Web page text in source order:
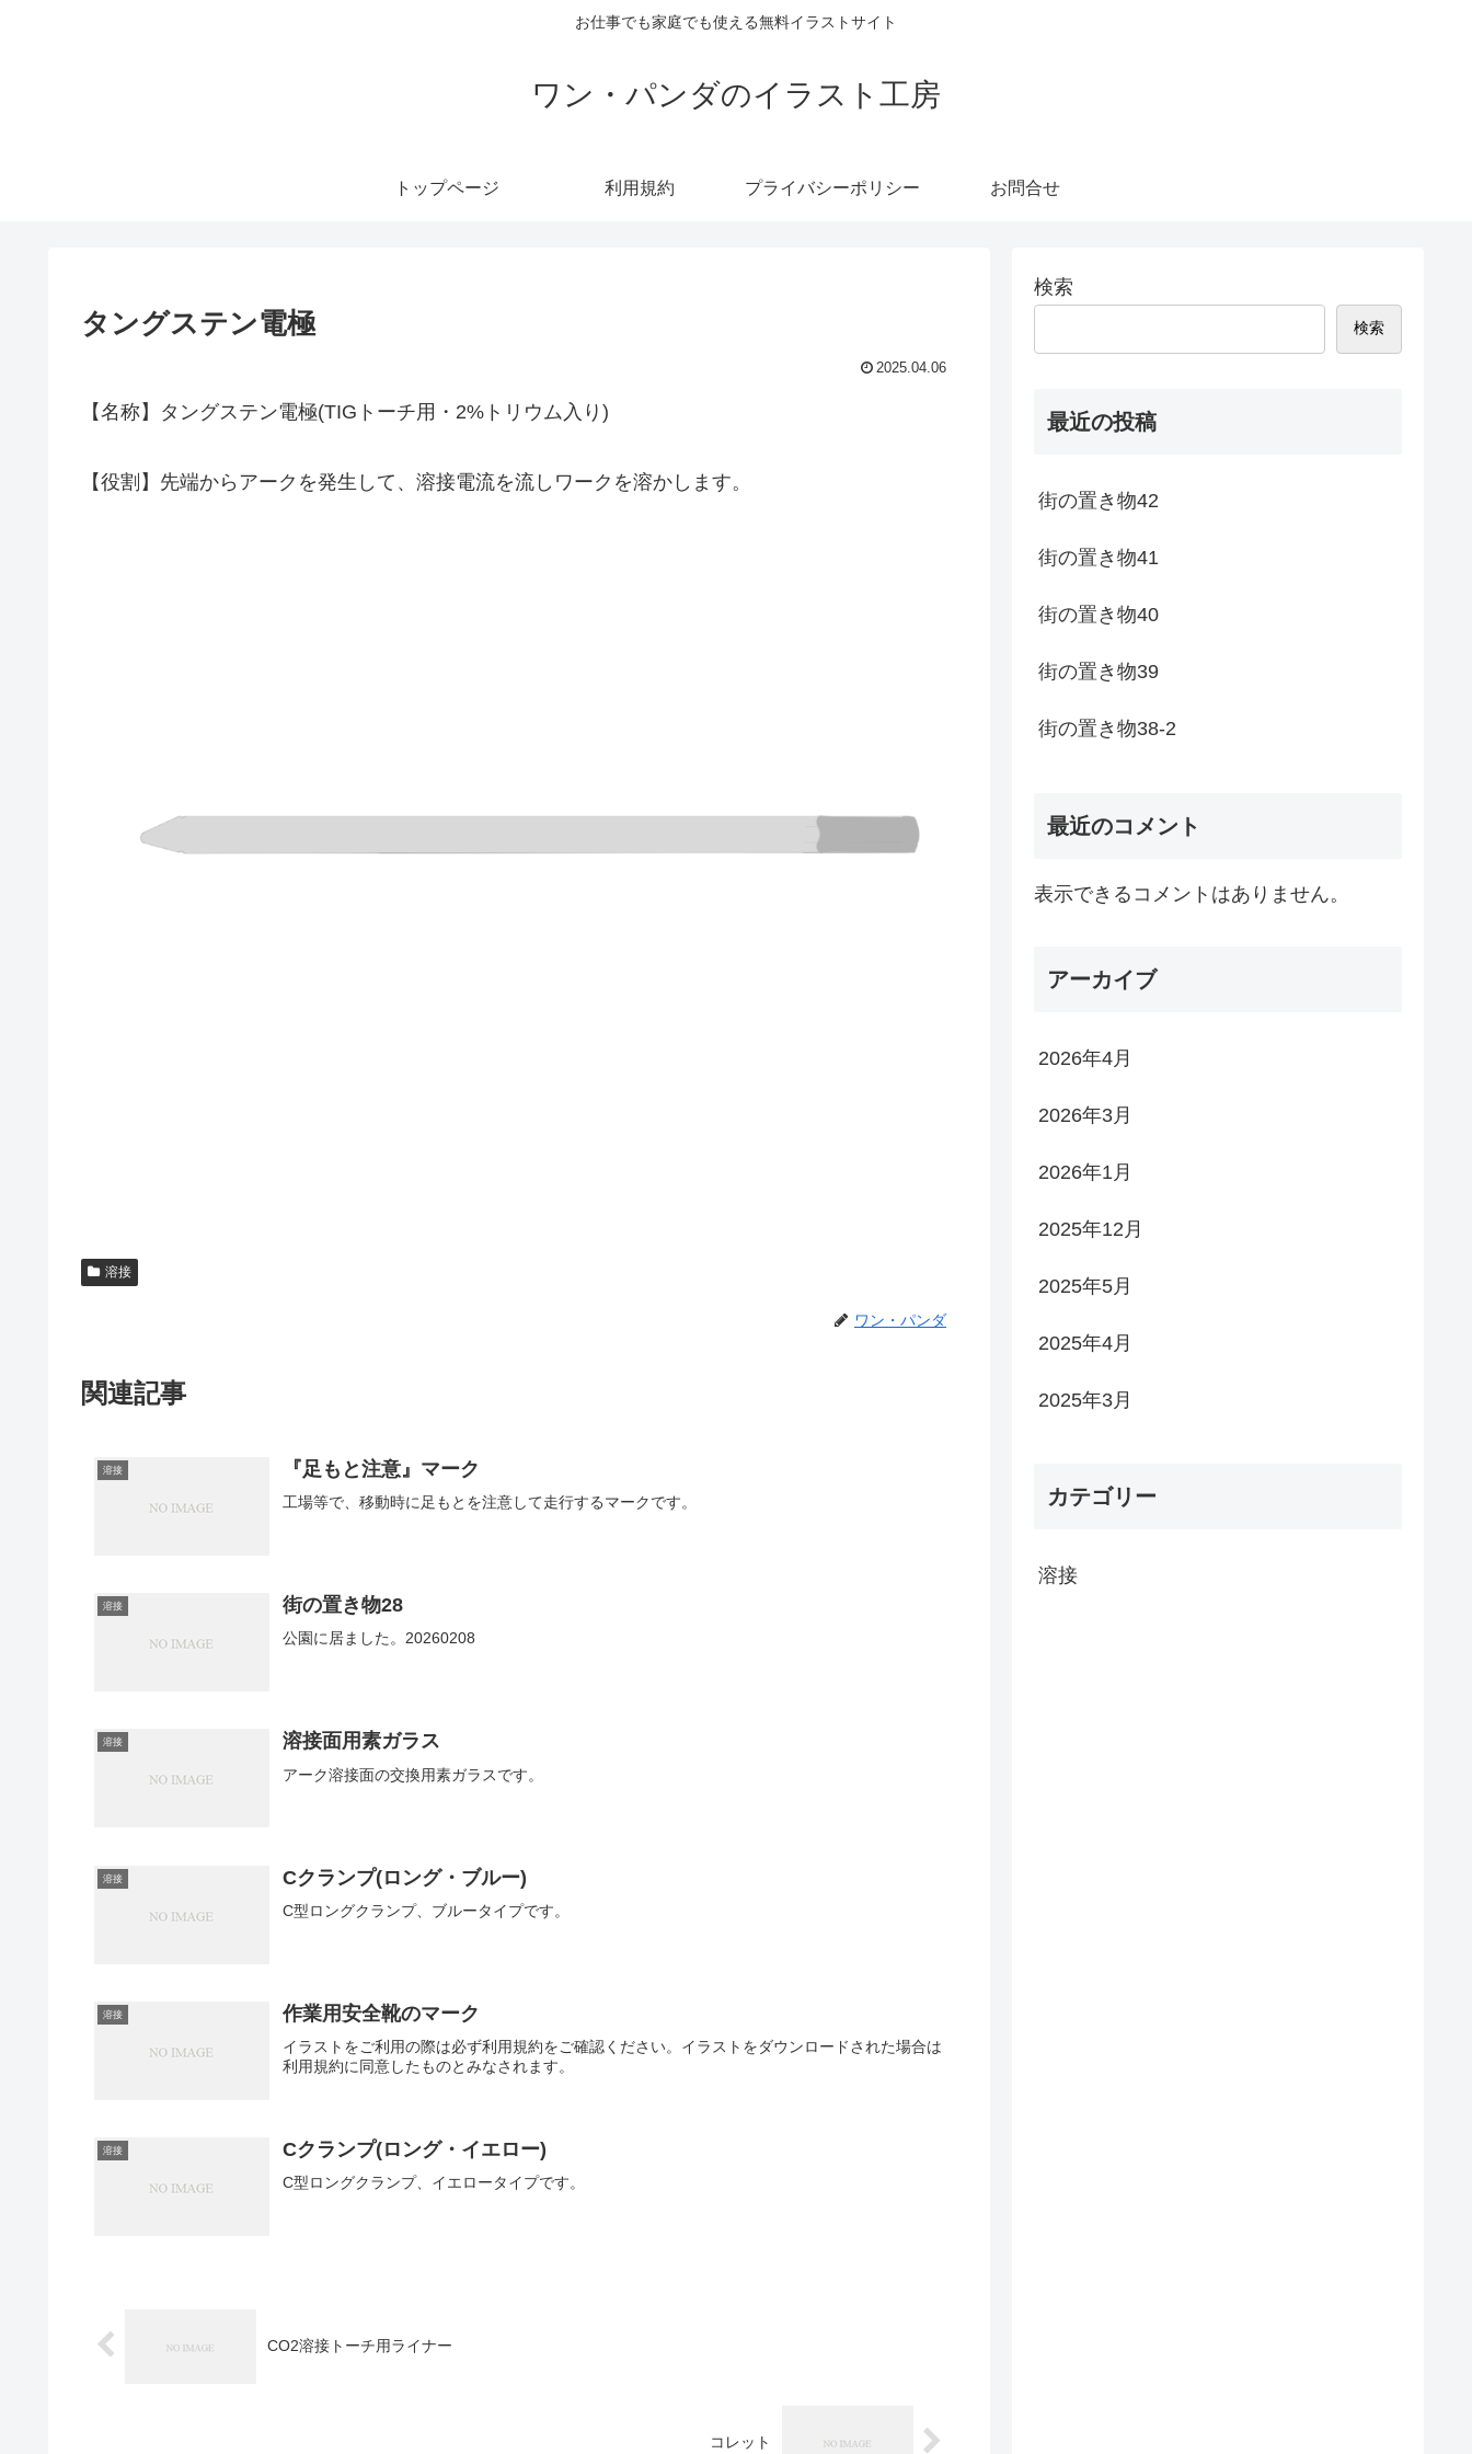
お仕事でも家庭でも使える無料イラストサイト
ワン・パンダのイラスト工房
トップページ 利用規約 プライバシーポリシー お問合せ
タングステン電極
2025.04.06
【名称】タングステン電極(TIGトーチ用・2%トリウム入り)
【役割】先端からアークを発生して、溶接電流を流しワークを溶かします。
溶接
ワン・パンダ
関連記事
溶接 『足もと注意』マーク
工場等で、移動時に足もとを注意して走行するマークです。
溶接 街の置き物28
公園に居ました。20260208
溶接 溶接面用素ガラス
アーク溶接面の交換用素ガラスです。
溶接 Cクランプ(ロング・ブルー)
C型ロングクランプ、ブルータイプです。
溶接 作業用安全靴のマーク
イラストをご利用の際は必ず利用規約をご確認ください。イラストをダウンロードされた場合は
利用規約に同意したものとみなされます。
溶接 Cクランプ(ロング・イエロー)
C型ロングクランプ、イエロータイプです。
CO2溶接トーチ用ライナー
コレット
検索
検索
最近の投稿
街の置き物42
街の置き物41
街の置き物40
街の置き物39
街の置き物38-2
最近のコメント
表示できるコメントはありません。
アーカイブ
2026年4月
2026年3月
2026年1月
2025年12月
2025年5月
2025年4月
2025年3月
カテゴリー
溶接